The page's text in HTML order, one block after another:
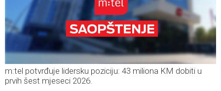
m:tel potvrđuje lidersku poziciju: 43 miliona KM dobiti u
prvih šest mjeseci 2026.